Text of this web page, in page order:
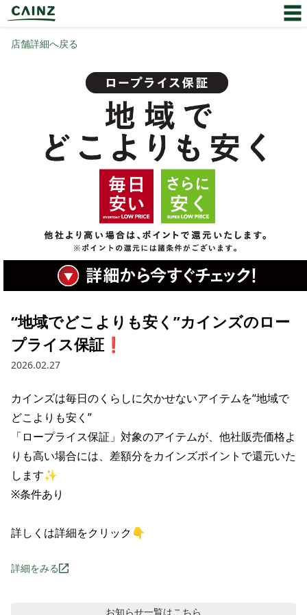
店舗詳細へ戻る
“地域でどこよりも安く”カインズのロー
プライス保証❗️
2026.02.27
‌カインズは毎日の‌くらしに‌欠かせない‌アイテムを“地域で
どこよりも安く”
「ロープライス保証」対象の‌アイテムが、‌‌他社販売価格よ
りも‌高い‌場合には、‌‌差額分を‌カインズポイントで‌還元‌いた
します✨
※条件あり
詳しくは詳細をクリック👇
詳細をみる
お知らせ一覧はこちら